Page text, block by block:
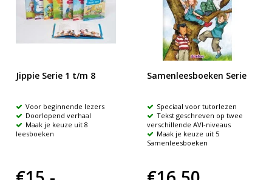
Jippie Serie 1 t/m 8
Voor beginnende lezers
Doorlopend verhaal
Maak je keuze uit 8
leesboeken
Samenleesboeken Serie
Speciaal voor tutorlezen
Tekst geschreven op twee
verschillende AVI-niveaus
Maak je keuze uit 5
Samenleesboeken